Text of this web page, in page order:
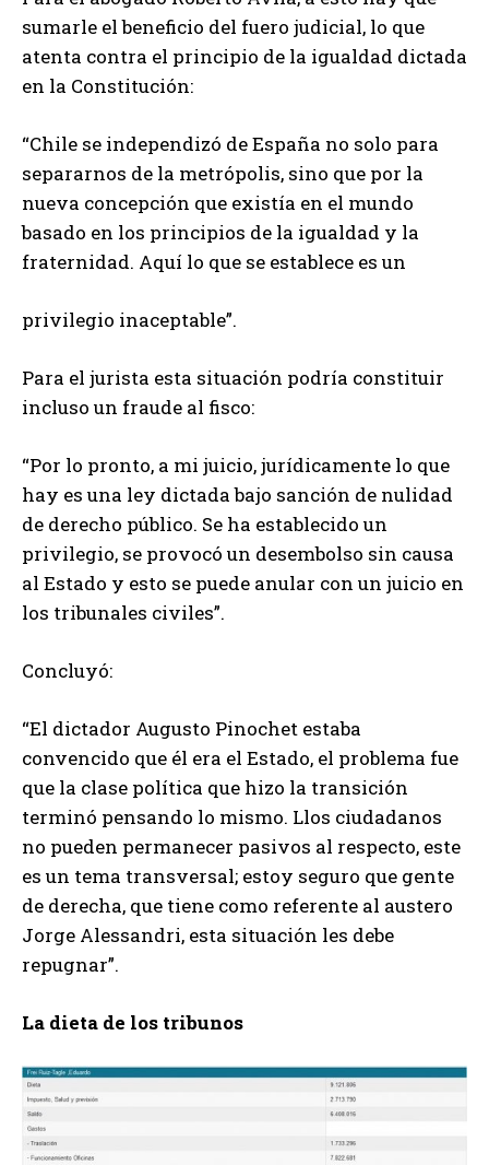
sumarle el beneficio del fuero judicial, lo que
atenta contra el principio de la igualdad dictada
en la Constitución:
“Chile se independizó de España no solo para
separarnos de la metrópolis, sino que por la
nueva concepción que existía en el mundo
basado en los principios de la igualdad y la
fraternidad. Aquí lo que se establece es un
privilegio inaceptable”.
Para el jurista esta situación podría constituir
incluso un fraude al fisco:
“Por lo pronto, a mi juicio, jurídicamente lo que
hay es una ley dictada bajo sanción de nulidad
de derecho público. Se ha establecido un
privilegio, se provocó un desembolso sin causa
al Estado y esto se puede anular con un juicio en
los tribunales civiles”.
Concluyó:
“El dictador Augusto Pinochet estaba
convencido que él era el Estado, el problema fue
que la clase política que hizo la transición
terminó pensando lo mismo. Llos ciudadanos
no pueden permanecer pasivos al respecto, este
es un tema transversal; estoy seguro que gente
de derecha, que tiene como referente al austero
Jorge Alessandri, esta situación les debe
repugnar”.
La dieta de los tribunos